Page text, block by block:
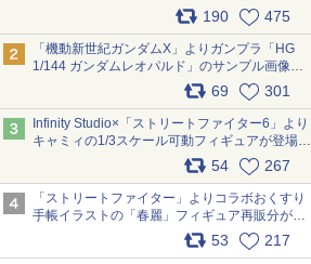
デザインまで再現可能なボリューム満点のキッ
ト pic.x.com/6zOqQAQKkX
190 475
「機動新世紀ガンダムX」よりガンプラ「HG
1/144 ガンダムレオパルド」のサンプル画像が
69 301
Infinity Studio×「ストリートファイター6」より
キャミィの1/3スケール可動フィギュアが登場
54 267
「ストリートファイター」よりコラボおくすり
手帳イラストの「春麗」フィギュア再販分が本
日出荷開始 pic.x.com/toUc1MHr41
53 217